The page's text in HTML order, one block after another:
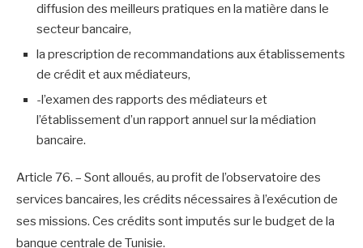
diffusion des meilleurs pratiques en la matière dans le
secteur bancaire,
la prescription de recommandations aux établissements
de crédit et aux médiateurs,
-l’examen des rapports des médiateurs et
l’établissement d’un rapport annuel sur la médiation
bancaire.
Article 76. – Sont alloués, au profit de l’observatoire des
services bancaires, les crédits nécessaires à l’exécution de
ses missions. Ces crédits sont imputés sur le budget de la
banque centrale de Tunisie.